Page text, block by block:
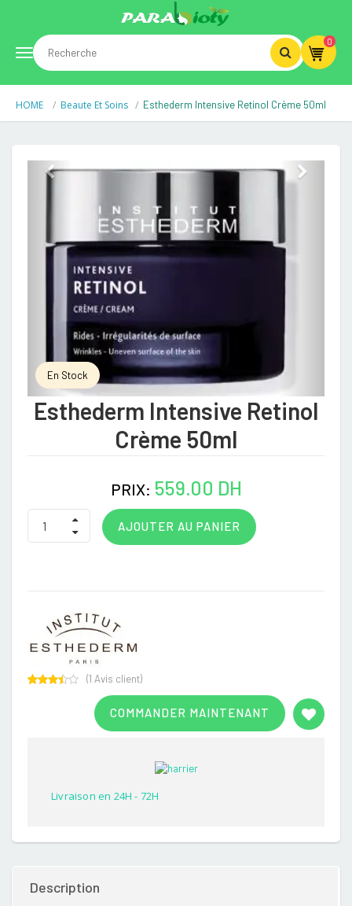
Toggle
navigation
0
HOME Beaute Et Soins Esthederm Intensive Retinol Crème 50ml
Previous
En Stock
Esthederm Intensive Retinol
Crème 50ml
PRIX: 559.00 DH
AJOUTER AU PANIER
COMMANDER MAINTENANT
(1 Avis client)
Livraison en 24H - 72H
Description